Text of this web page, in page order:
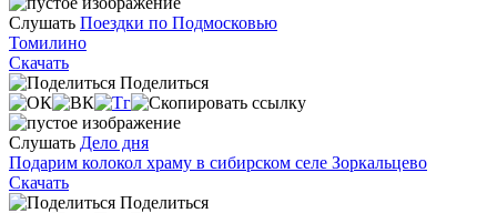
Слушать Поездки по Подмосковью
Томилино
Скачать
Поделиться
Слушать Дело дня
Подарим колокол храму в сибирском селе Зоркальцево
Скачать
Поделиться